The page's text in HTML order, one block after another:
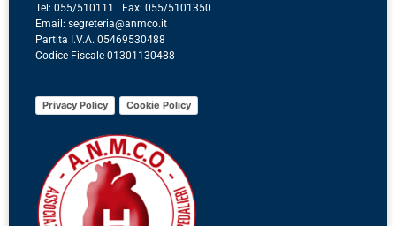
Tel: 055/510111 | Fax: 055/5101350
Email: segreteria@anmco.it
Partita I.V.A. 05469530488
Codice Fiscale 01301130488
Privacy Policy Cookie Policy